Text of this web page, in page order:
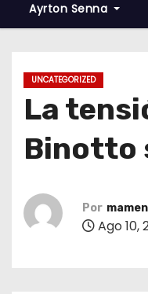
Ayrton Senna
UNCATEGORIZED
La
Binotto
Por
Ago 10,